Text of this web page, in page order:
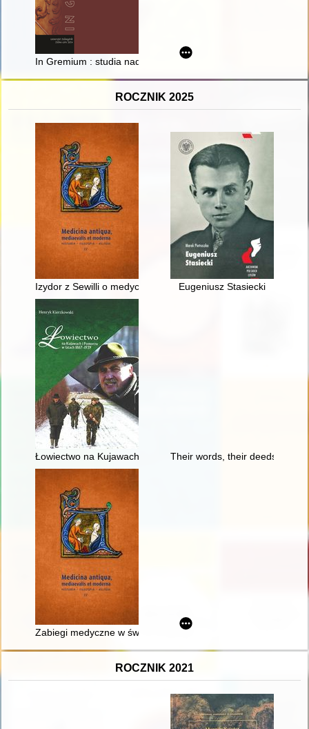
In Gremium : studia nad historią, kulturą i polityką. T. 18 (2024)
ROCZNIK 2025
Izydor z Sewilli o medycynie ("Etymologie", księga IV)
Eugeniusz Stasiecki
Łowiectwo na Kujawach i Pomorzu w latach 1867-1939
Their words, their deeds : the
Zabiegi medyczne w świetle arabskiego traktatu Albucasisa
ROCZNIK 2021